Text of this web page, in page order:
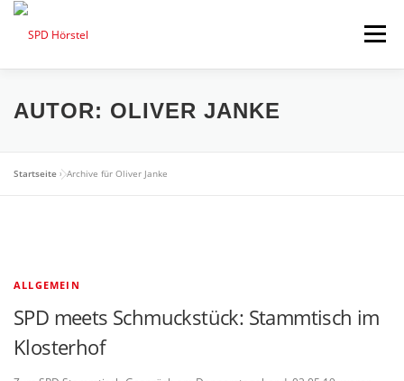
Zum
springen
Menü
STARTSEITE AKTUELLES ORTSVEREIN
RATSFRAKTION TERMINE
AUTOR: OLIVER JANKE
Startseite »Archive für Oliver Janke
ALLGEMEIN
SPD meets Schmuckstück: Stammtisch im
Klosterhof